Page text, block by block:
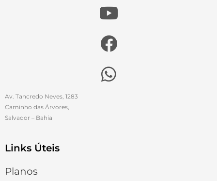
Av. Tancredo Neves, 1283
Caminho das Árvores,
Salvador – Bahia
Links Úteis
Planos